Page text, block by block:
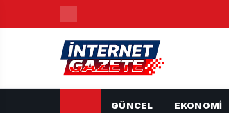
GÜNCEL EKONOMI